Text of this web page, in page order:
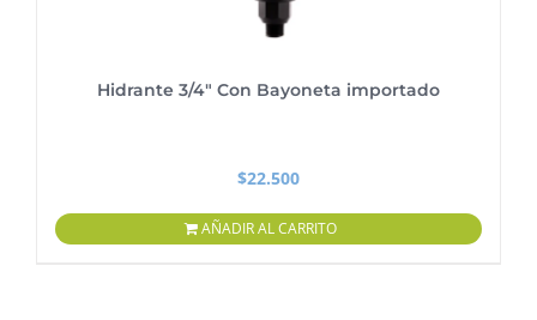
Hidrante 3/4″ Con Bayoneta importado
$22.500
AÑADIR AL CARRITO